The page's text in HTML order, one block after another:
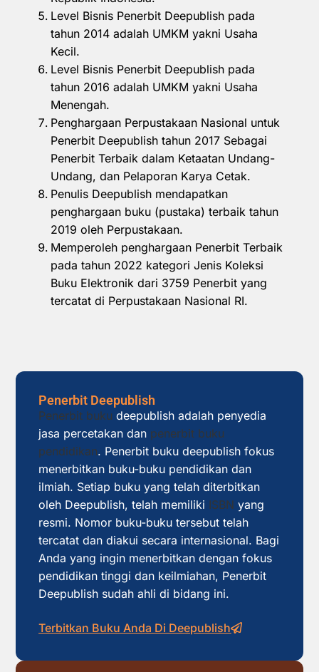
Level Bisnis Penerbit Deepublish pada
tahun 2014 adalah UMKM yakni Usaha
Kecil.
Level Bisnis Penerbit Deepublish pada
tahun 2016 adalah UMKM yakni Usaha
Menengah.
Penghargaan Perpustakaan Nasional untuk
Penerbit Deepublish tahun 2017 Sebagai
Penerbit Terbaik dalam Ketaatan Undang-
Undang, dan Pelaporan Karya Cetak.
Penulis Deepublish mendapatkan
penghargaan buku (pustaka) terbaik tahun
2019 oleh Perpustakaan.
Memperoleh penghargaan Penerbit Terbaik
pada tahun 2022 kategori Jenis Koleksi
Buku Elektronik dari 3759 Penerbit yang
tercatat di Perpustakaan Nasional RI.
Penerbit Deepublish
Penerbit buku deepublish adalah penyedia
jasa percetakan dan penerbit buku
pendidikan. Penerbit buku deepublish fokus
menerbitkan buku-buku pendidikan dan
ilmiah. Setiap buku yang telah diterbitkan
oleh Deepublish, telah memiliki ISBN yang
resmi. Nomor buku-buku tersebut telah
tercatat dan diakui secara internasional. Bagi
Anda yang ingin menerbitkan dengan fokus
pendidikan tinggi dan keilmiahan, Penerbit
Deepublish sudah ahli di bidang ini.
Terbitkan Buku Anda Di Deepublish